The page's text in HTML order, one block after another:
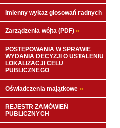
Imienny wykaz głosowań radnych
Zarządzenia wójta (PDF) »
POSTĘPOWANIA W SPRAWIE
WYDANIA DECYZJI O USTALENIU
LOKALIZACJI CELU
PUBLICZNEGO
Oświadczenia majątkowe »
REJESTR ZAMÓWIEŃ
PUBLICZNYCH